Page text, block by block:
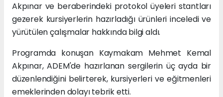
Akpınar ve beraberindeki protokol üyeleri stantları
gezerek kursiyerlerin hazırladığı ürünleri inceledi ve
yürütülen çalışmalar hakkında bilgi aldı.
Programda konuşan Kaymakam Mehmet Kemal
Akpınar, ADEM'de hazırlanan sergilerin üç ayda bir
düzenlendiğini belirterek, kursiyerleri ve eğitmenleri
emeklerinden dolayı tebrik etti.